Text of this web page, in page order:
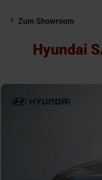
Zum Showroom
Hyundai